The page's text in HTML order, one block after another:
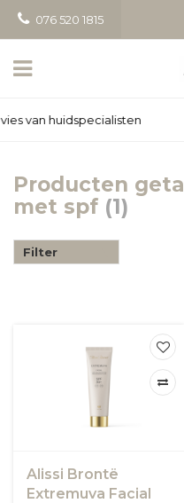
076 520 1815
Gratis
Producten
met spf (1)
Filter
Alissi Brontë
Extremuva Facial